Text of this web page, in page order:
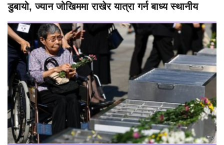
डुबायो, ज्यान जोखिममा राखेर यात्रा गर्न बाध्य स्थानीय